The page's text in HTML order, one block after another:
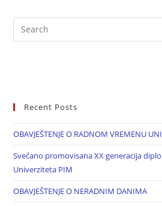
Recent Posts
OBAVJEŠTENJE O RADNOM VREMENU
Svečano promovisana XX generacija
Univerziteta PIM
OBAVJEŠTENJE O NERADNIM DANIMA